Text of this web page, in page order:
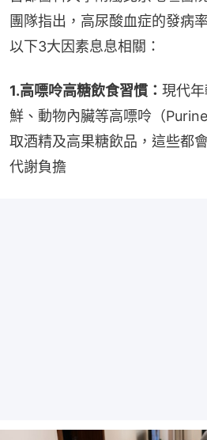
團隊指出，高尿酸血症的發病
以下3大因素息息相關：
1.高嘌呤高糖飲食習慣： 現代
鮮、動物內臟等高嘌呤（
取酒精及高果糖飲品，這些都
代謝負擔